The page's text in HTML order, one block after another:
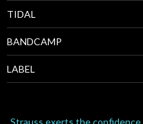
TIDAL
BANDCAMP
LABEL
„Strauss exerts the